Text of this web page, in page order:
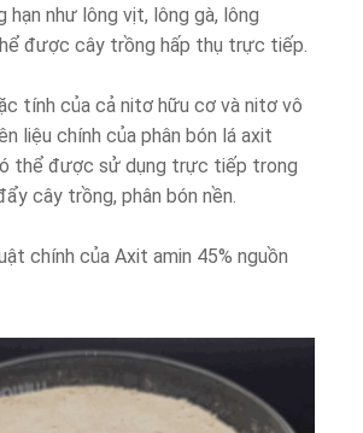
hạn như lông vịt, lông gà, lông
được cây trồng hấp thụ trực tiếp.
tính của cả nitơ hữu cơ và nitơ vô
liệu chính của phân bón lá axit
thể được sử dụng trực tiếp trong
cây trồng, phân bón nền.
chính của Axit amin 45% nguồn